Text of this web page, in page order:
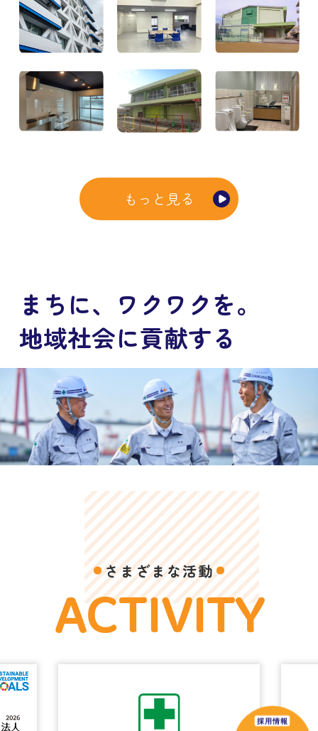
もっと見る
まちに、ワクワクを。
地域社会に貢献する
さまざまな活動
ACTIVITY